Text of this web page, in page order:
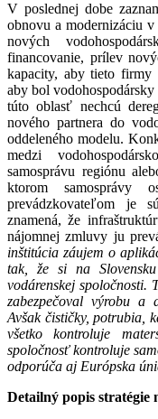
V poslednej dobe
obnovu a modernizáciu
nových
financovanie, prílev
kapacity, aby tieto firmy
aby bol
túto oblasť nechcú
nového partnera do
oddeleného modelu.
medzi
samosprávu regiónu
ktorom samosprávy
prevádzkovateľom je
znamená, že
nájomnej zmluvy ju
inštitúcia záujem o
tak, že si na
vodárenskej spoločnosti.
zabezpečoval výrobu a
Avšak čističky, potrubia,
všetko kontroluje
spoločnosť kontroluje
odporúča aj Európska
Detailný popis stratégie